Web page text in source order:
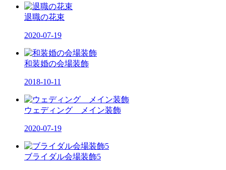
退職の花束
2020-07-19
和装婚の会場装飾
2018-10-11
ウェディング メイン装飾
2020-07-19
ブライダル会場装飾5